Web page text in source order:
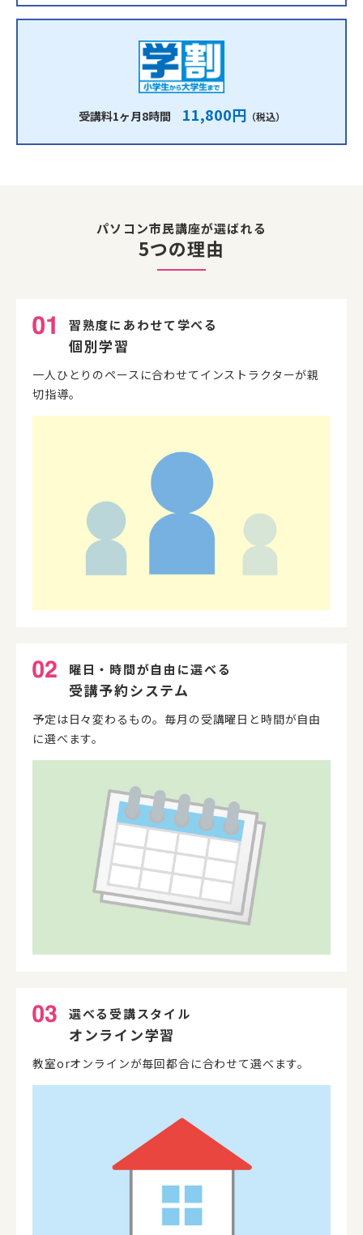
受講料1ヶ月8時間 11,800円 （税込）
パソコン市民講座が選ばれる
5つの理由
習熟度にあわせて学べる
個別学習
一人ひとりのペースに合わせてインストラクターが親
切指導。
曜日・時間が自由に選べる
受講予約システム
予定は日々変わるもの。毎月の受講曜日と時間が自由
に選べます。
選べる受講スタイル
オンライン学習
教室orオンラインが毎回都合に合わせて選べます。